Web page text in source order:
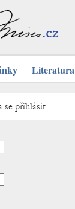
Literatura
se přihlásit.